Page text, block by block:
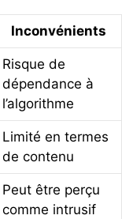
Inconvénients
Risque de
dépendance à
l’algorithme
Limité en termes
de contenu
Peut être perçu
comme intrusif